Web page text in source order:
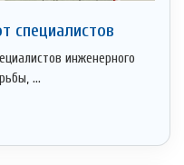
cпециaлистoв
инженерного
...